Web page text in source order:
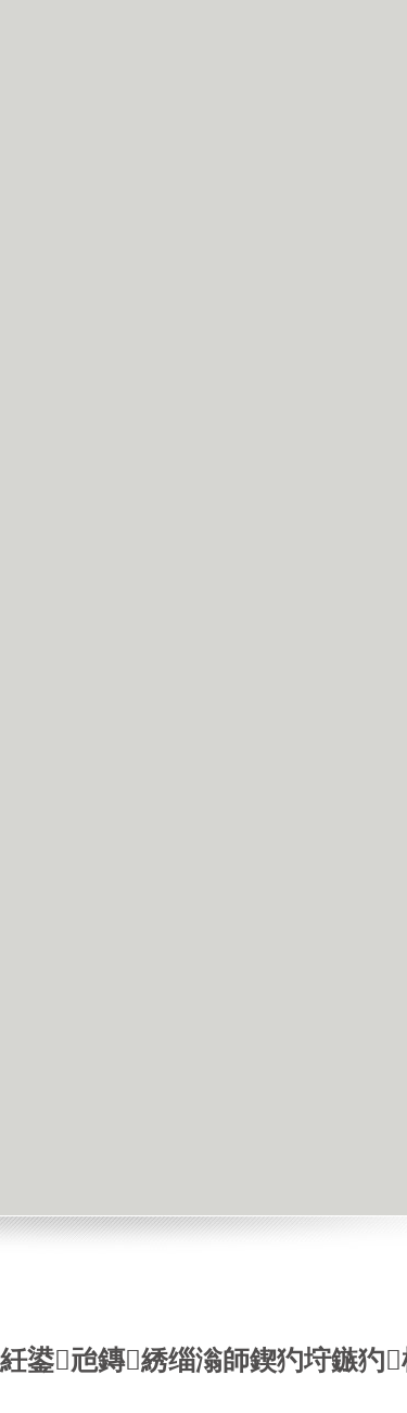
鍙兘鏄綉缁滃師鍥犳垨鏃犳